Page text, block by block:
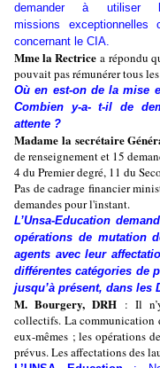
demander à
missions
concernant le CIA.
Mme la Rectrice a répondu
pouvait pas rémunérer tous
Où en est-on de la mise
Combien y-a- t-il de
attente ?
Madame la secrétaire
de renseignement et 15
4 du Premier degré, 11 du
Pas de cadrage financier
demandes pour l'instant.
L’Unsa-Education
opérations de mutation
agents avec leur
différentes catégories de
jusqu’à présent, dans les
M. Bourgery, DRH : Il
collectifs. La communication
eux-mêmes ; les opérations
prévus. Les affectations des